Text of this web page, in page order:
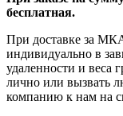
бесплатная.
При доставке за
индивидуально в
удаленности и веса
лично или вызвать
компанию к нам на